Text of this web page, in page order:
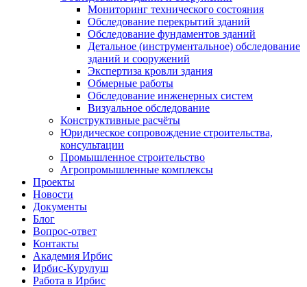
Мониторинг технического состояния
Обследование перекрытий зданий
Обследование фундаментов зданий
Детальное (инструментальное) обследование
зданий и сооружений
Экспертиза кровли здания
Обмерные работы
Обследование инженерных систем
Визуальное обследование
Конструктивные расчёты
Юридическое сопровождение строительства,
консультации
Промышленное строительство
Агропромышленные комплексы
Проекты
Новости
Документы
Блог
Вопрос-ответ
Контакты
Академия Ирбис
Ирбис-Курулуш
Работа в Ирбис